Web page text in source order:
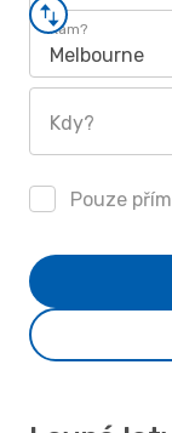
Kam?
Melbourne
Kdy?
Pouze